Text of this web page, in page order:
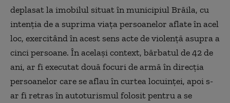
deplasat la imobilul situat în municipiul Brăila, cu
intenţia de a suprima viaţa persoanelor aflate în acel
loc, exercitând în acest sens acte de violenţă asupra a
cinci persoane. În acelaşi context, bărbatul de 42 de
ani, ar fi executat două focuri de armă în direcţia
persoanelor care se aflau în curtea locuinţei, apoi s-
ar fi retras în autoturismul folosit pentru a se